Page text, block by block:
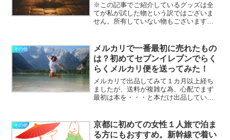
※この記事でご紹介しているグッズは全
てが私が試した物という訳ではございま
せん。所有していない物もございます。
下さいませ。今や日本のどこに住んでい
ても災害に関して安心と言...
その他
メルカリで一番最初に売れたもの
は？初めてセブンイレブンでらく
らくメルカリ便を送ってみた！
メルカリで出品してみて１カ月以上経ち
ましたが、送料が複雑な為、心配でまず
最初は本を・・・と本だけ出品していた
もなく、おっとりしているのに意外と短
気な私は、もうメルカ...
その他
京都に初めての女性１人旅で泊ま
る方にもおすすめ。新幹線で着い